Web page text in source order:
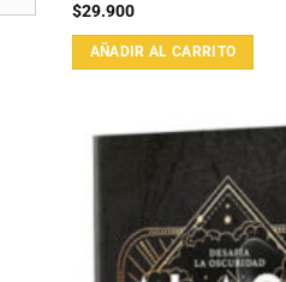
$29.900
AÑADIR AL CARRITO